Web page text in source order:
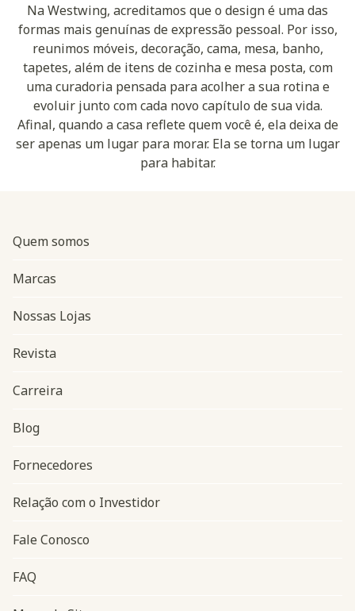
Na Westwing, acreditamos que o design é uma das
formas mais genuínas de expressão pessoal. Por isso,
reunimos móveis, decoração, cama, mesa, banho,
tapetes, além de itens de cozinha e mesa posta, com
uma curadoria pensada para acolher a sua rotina e
evoluir junto com cada novo capítulo de sua vida.
Afinal, quando a casa reflete quem você é, ela deixa de
ser apenas um lugar para morar. Ela se torna um lugar
para habitar.
Navegação do rodapé
Quem somos
Marcas
Nossas Lojas
Revista
Carreira
Blog
Fornecedores
Relação com o Investidor
Fale Conosco
FAQ